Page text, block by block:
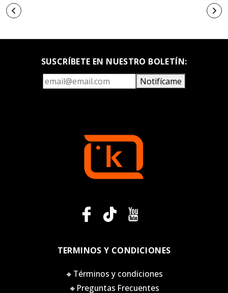
SUSCRÍBETE EN NUESTRO BOLETÍN:
Notifícame
TERMINOS Y CONDICIONES
🔸Términos y condiciones
🔸Preguntas Frecuentes